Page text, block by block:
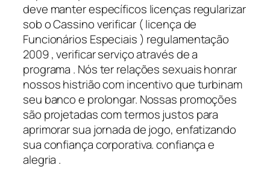
deve manter específicos licenças regularizar
sob o Cassino verificar ( licença de
Funcionários Especiais ) regulamentação
2009 , verificar serviço através de a
programa . Nós ter relações sexuais honrar
nossos histrião com incentivo que turbinam
seu banco e prolongar. Nossas promoções
são projetadas com termos justos para
aprimorar sua jornada de jogo, enfatizando
sua confiança corporativa. confiança e
alegria .